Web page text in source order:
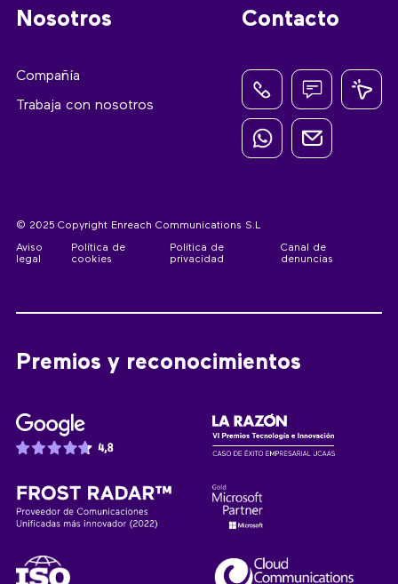
Nosotros
Compañía
Trabaja con nosotros
Contacto
© 2025 Copyright Enreach Communications S.L
Aviso
legal
Política de
cookies
Política de
privacidad
Canal de
denuncias
Premios y reconocimientos